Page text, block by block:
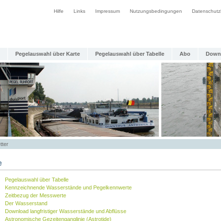
Hilfe Links Impressum Nutzungsbedingungen
Pegelauswahl über Karte Pegelauswahl über Tabelle Abo
Pegelauswahl über Tabelle
Kennzeichnende Wasserstände und Pegelkennwerte
Zeitbezug der Messwerte
Der Wasserstand
Download langfristiger Wasserstände und Abflüsse
Astronomische Gezeitenganglinie (Astrotide)